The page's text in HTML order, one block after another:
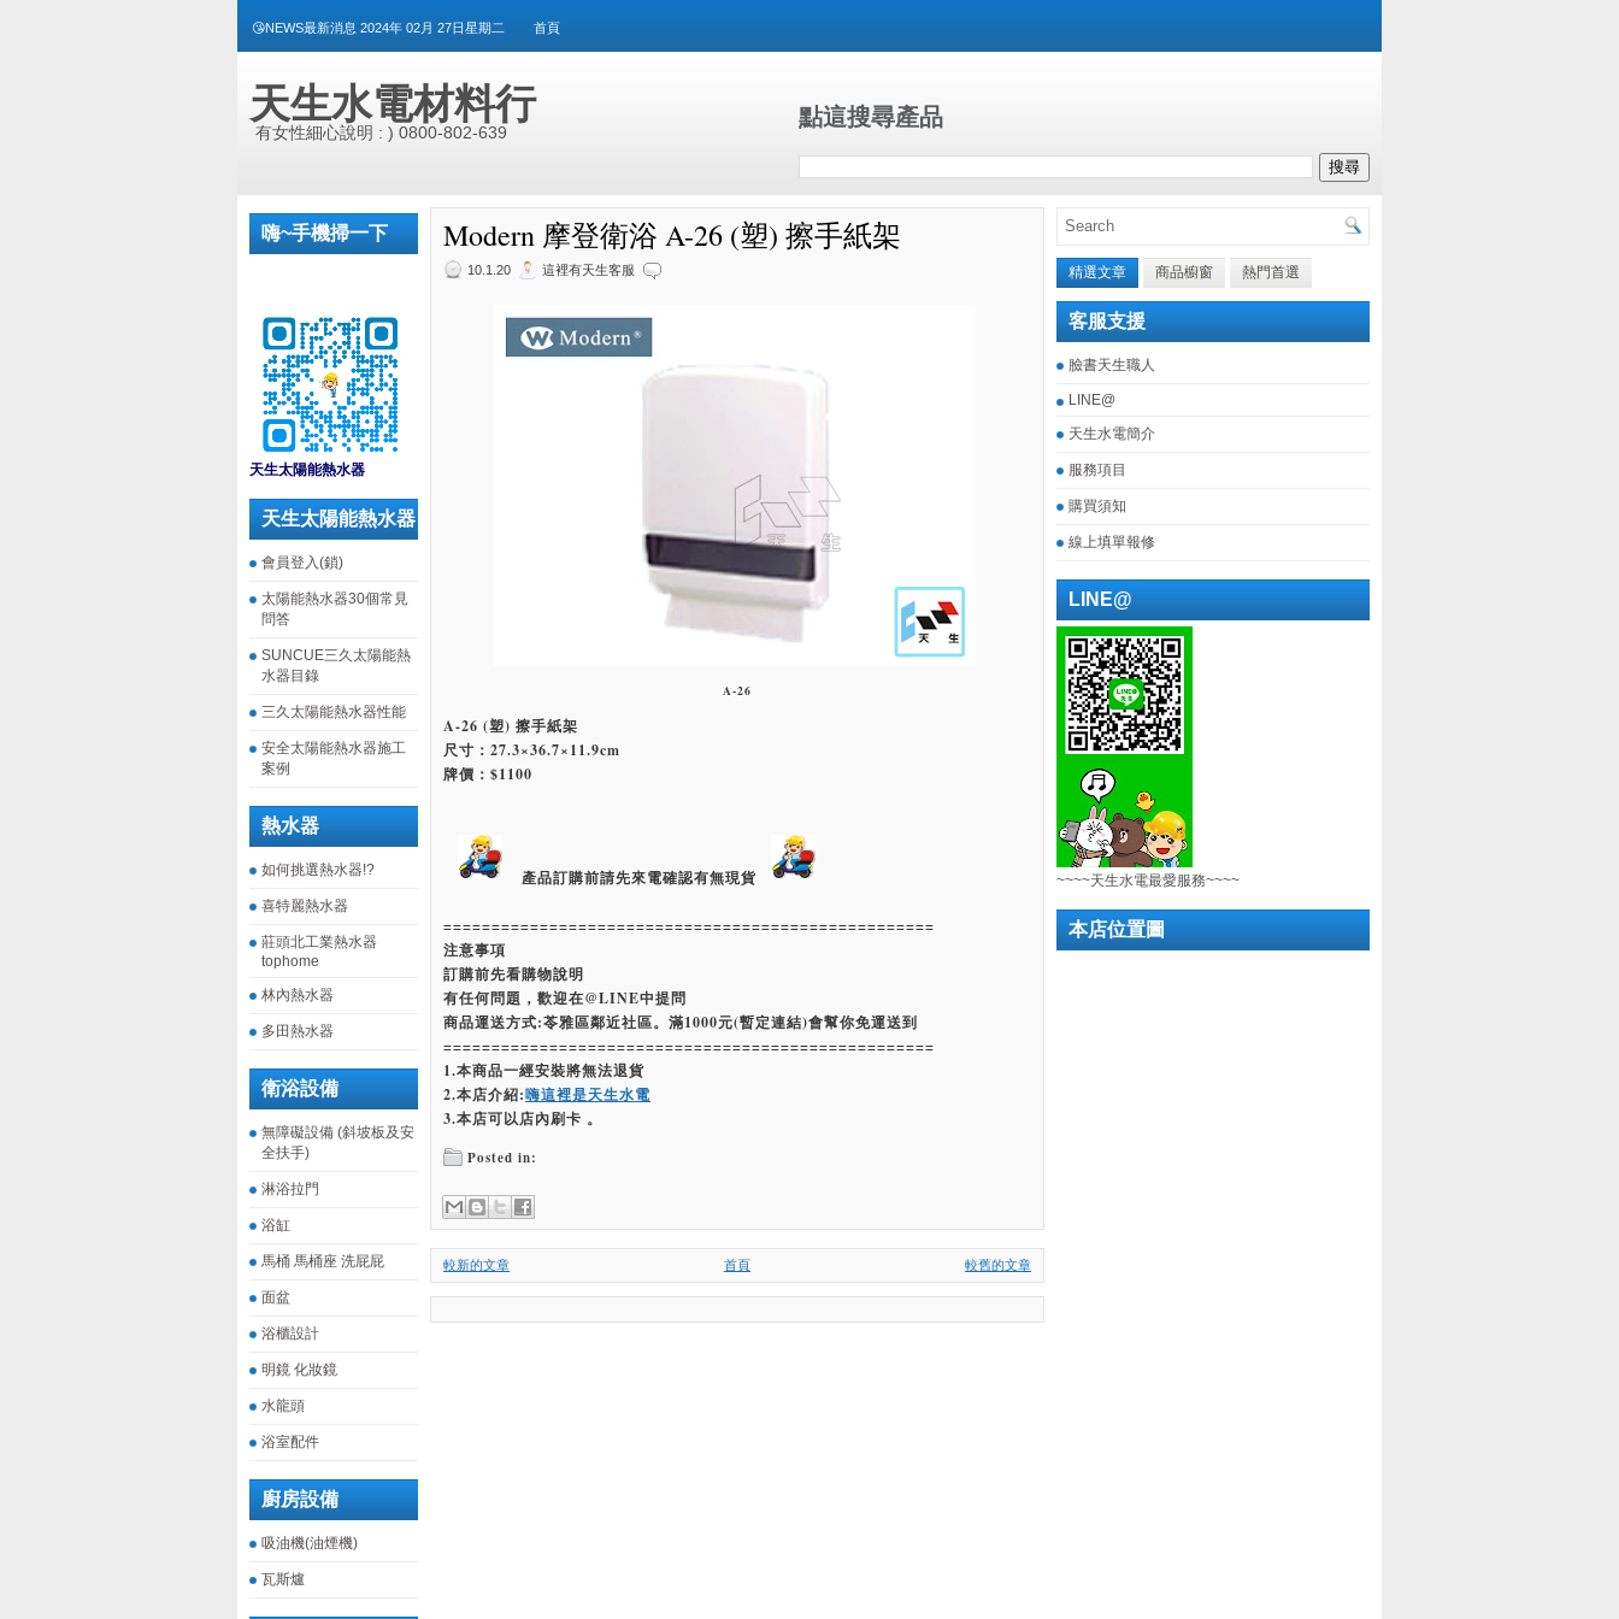
😘NEWS最新消息 2024年 02月 27日星期二 首頁
天生水電材料行
有女性細心說明 : ) 0800-802-639
點這搜尋產品
嗨~手機掃一下
天生太陽能熱水器
天生太陽能熱水器
會員登入(鎖)
太陽能熱水器30個常見
問答
SUNCUE三久太陽能熱
水器目錄
三久太陽能熱水器性能
安全太陽能熱水器施工
案例
熱水器
如何挑選熱水器!?
喜特麗熱水器
莊頭北工業熱水器
tophome
林內熱水器
多田熱水器
衛浴設備
無障礙設備 (斜坡板及安
全扶手)
淋浴拉門
浴缸
馬桶 馬桶座 洗屁屁
面盆
浴櫃設計
明鏡 化妝鏡
水龍頭
浴室配件
廚房設備
吸油機(油煙機)
瓦斯爐
Modern 摩登衛浴 A-26 (塑) 擦手紙架
10.1.20 這裡有天生客服
A-26
A-26 (塑) 擦手紙架
尺寸：27.3×36.7×11.9cm
牌價：$1100
產品訂購前請先來電確認有無現貨
===================================================
注意事項
訂購前先看購物說明
有任何問題，歡迎在@LINE中提問
商品運送方式:苓雅區鄰近社區。滿1000元(暫定連結)會幫你免運送到
===================================================
1.本商品一經安裝將無法退貨
2.本店介紹:嗨這裡是天生水電
3.本店可以店內刷卡 。
Posted in:
較新的文章 較舊的文章
首頁
精選文章 商品櫥窗 熱門首選
客服支援
臉書天生職人
LINE@
天生水電簡介
服務項目
購買須知
線上填單報修
LINE@
~~~~天生水電最愛服務~~~~
本店位置圖